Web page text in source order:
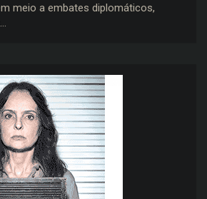
meio a embates diplomáticos,